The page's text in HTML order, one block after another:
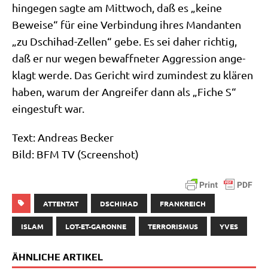
hin­ge­gen sag­te am Mitt­woch, daß es „kei­ne
Bewei­se“ für eine Ver­bin­dung ihres Man­dan­ten
„zu Dschi­had-Zel­len“ gebe. Es sei daher rich­tig,
daß er nur wegen bewaff­ne­ter Aggres­si­on ange­
klagt wer­de. Das Gericht wird zumin­dest zu klä­ren
haben, war­um der Angrei­fer dann als „Fiche S“
ein­ge­stuft war.
Text: Andre­as Becker
Bild: BFM TV (Screen­shot)
ATTENTAT DSCHIHAD FRANKREICH
ISLAM LOT-ET-GARONNE TERRORISMUS YVES
ÄHNLICHE ARTIKEL